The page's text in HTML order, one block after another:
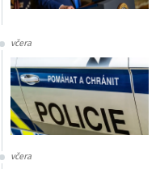
včera
včera